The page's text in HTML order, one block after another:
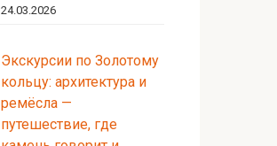
24.03.2026
Экскурсии по Золотому
кольцу: архитектура и
ремёсла —
путешествие, где